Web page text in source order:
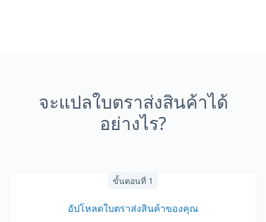
จะแปลใบตราส่งสินค้าได้
อย่างไร?
ขั้นตอนที่ 1
อัปโหลดใบตราส่งสินค้าของคุณ